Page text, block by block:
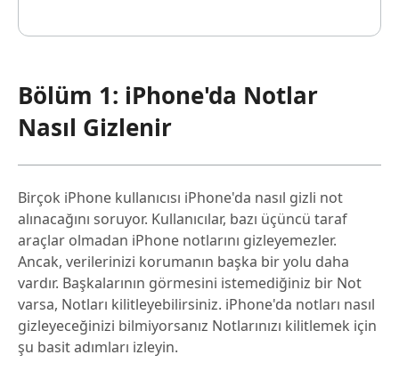
Bölüm 1: iPhone'da Notlar
Nasıl Gizlenir
Birçok iPhone kullanıcısı iPhone'da nasıl gizli not
alınacağını soruyor. Kullanıcılar, bazı üçüncü taraf
araçlar olmadan iPhone notlarını gizleyemezler.
Ancak, verilerinizi korumanın başka bir yolu daha
vardır. Başkalarının görmesini istemediğiniz bir Not
varsa, Notları kilitleyebilirsiniz. iPhone'da notları nasıl
gizleyeceğinizi bilmiyorsanız Notlarınızı kilitlemek için
şu basit adımları izleyin.